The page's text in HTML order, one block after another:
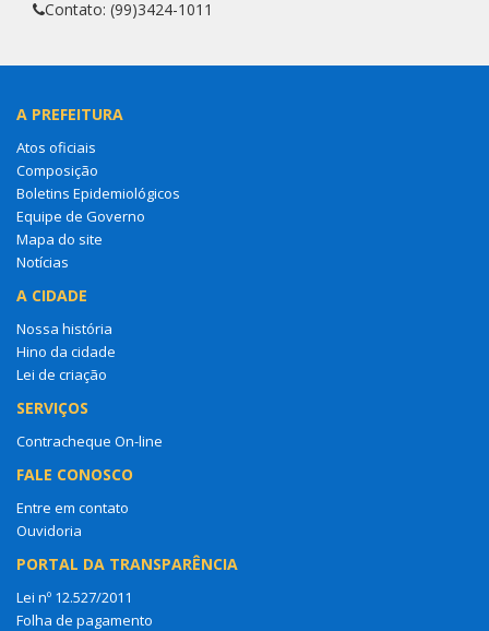
Contato: (99)3424-1011
A PREFEITURA
Atos oficiais
Composição
Boletins Epidemiológicos
Equipe de Governo
Mapa do site
Notícias
A CIDADE
Nossa história
Hino da cidade
Lei de criação
SERVIÇOS
Contracheque On-line
FALE CONOSCO
Entre em contato
Ouvidoria
PORTAL DA TRANSPARÊNCIA
Lei nº 12.527/2011
Folha de pagamento